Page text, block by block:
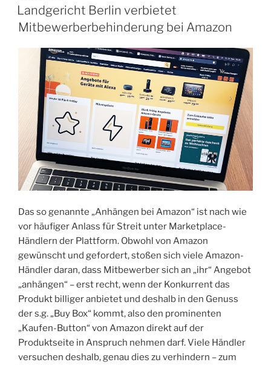
Antrag
eines
Abmahnanwalts
auf
Unterlassung
wegen
Verstoßes
zurück“
AM
Landgericht Berlin verbietet
Mitbewerberbehinderung bei Amazon
Das so genannte „Anhängen bei Amazon“ ist nach wie
vor häufiger Anlass für Streit unter Marketplace-
Händlern der Plattform. Obwohl von Amazon
gewünscht und gefordert, stoßen sich viele Amazon-
Händler daran, dass Mitbewerber sich an „ihr“ Angebot
„anhängen“ – erst recht, wenn der Konkurrent das
Produkt billiger anbietet und deshalb in den Genuss
der s.g. „Buy Box“ kommt, also den prominenten
„Kaufen-Button“ von Amazon direkt auf der
Produktseite in Anspruch nehmen darf. Viele Händler
versuchen deshalb, genau dies zu verhindern – zum